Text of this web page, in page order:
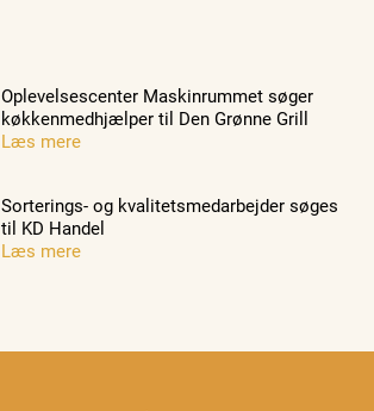
Oplevelsescenter Maskinrummet søger
køkkenmedhjælper til Den Grønne Grill
Læs mere
Sorterings- og kvalitetsmedarbejder søges
til KD Handel
Læs mere